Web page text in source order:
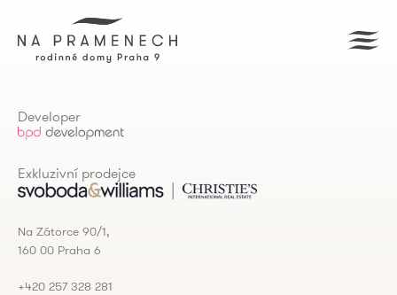
Developer
Exkluzivní prodejce
Na Zátorce 90/1,
160 00 Praha 6
+420 257 328 281